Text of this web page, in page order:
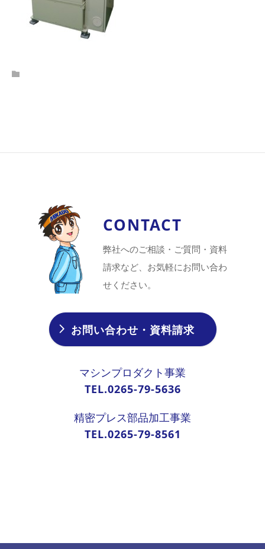
CONTACT
弊社へのご相談・ご質問・資料
請求など、お気軽にお問い合わ
せください。
お問い合わせ・資料請求
マシンプロダクト事業
TEL.0265-79-5636
精密プレス部品加工事業
TEL.0265-79-8561